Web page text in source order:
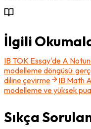
İlgili
IB TOK Essay'de A
modelleme döngüsü:
diline çevirme
IB Math
modelleme ve yüksek
Sıkça